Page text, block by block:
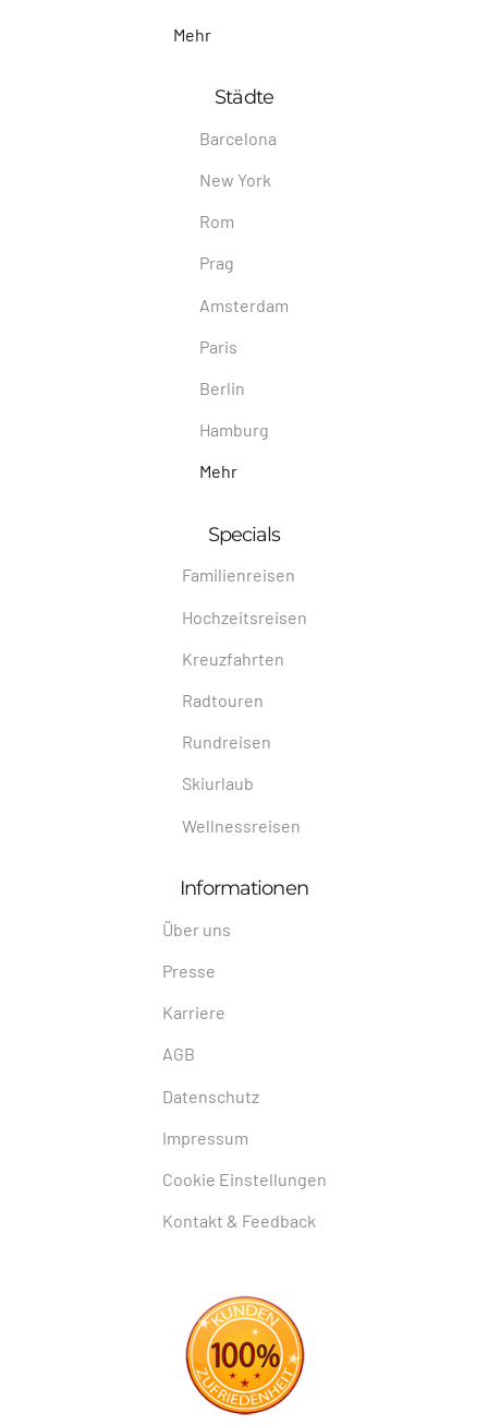
Mehr
Städte
Barcelona
New York
Rom
Prag
Amsterdam
Paris
Berlin
Hamburg
Mehr
Specials
Familienreisen
Hochzeitsreisen
Kreuzfahrten
Radtouren
Rundreisen
Skiurlaub
Wellnessreisen
Informationen
Über uns
Presse
Karriere
AGB
Datenschutz
Impressum
Cookie Einstellungen
Kontakt & Feedback